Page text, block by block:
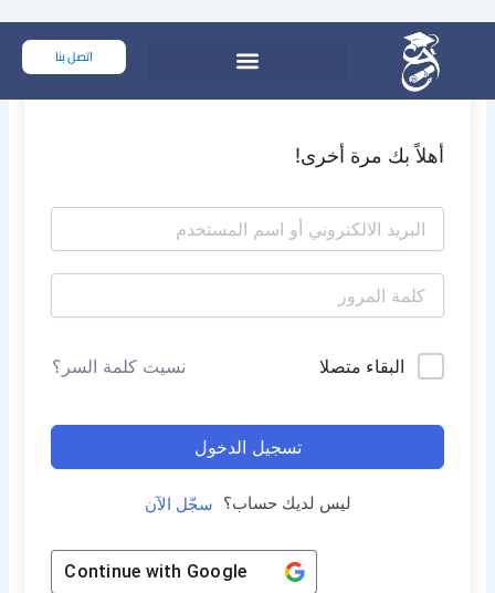
المحتوى
اتصل بنا
أهلاً بك مرة أخرى!
البقاء متصلا نسيت كلمة السر؟
تسجيل الدخول
ليس لديك حساب؟ سجّل الآن
Continue with Google